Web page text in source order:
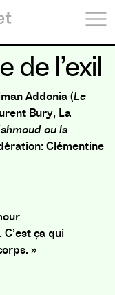
de l’exil
Addonia (Le
Bury, La
ou la
Clémentine
ça qui
»